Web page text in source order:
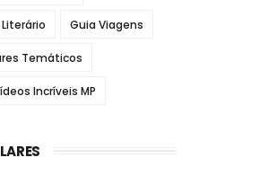
Guia Viagens
Temáticos
Incríveis MP